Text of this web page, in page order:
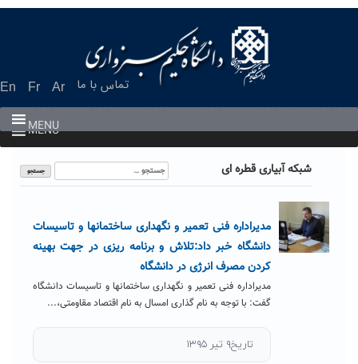
En Fr Ar تماس با ما
MENU
MENU
شبکه آبیاری قطره ای
جستجو
برای:
مدیراداره فنی تعمیر و نگهداری ساختمانها و تاسیسات
دانشگاه خبر داد:تلاش و برنامه ریزی در جهت بهینه
کردن مصرف انرژی در دانشگاه
مدیراداره فنی تعمیر و نگهداری ساختمانها و تاسیسات دانشگاه
گفت: با توجه به نام گذاری امسال به نام اقتصاد مقاومتی،...
تاریخ۹ تیر ۱۳۹۵